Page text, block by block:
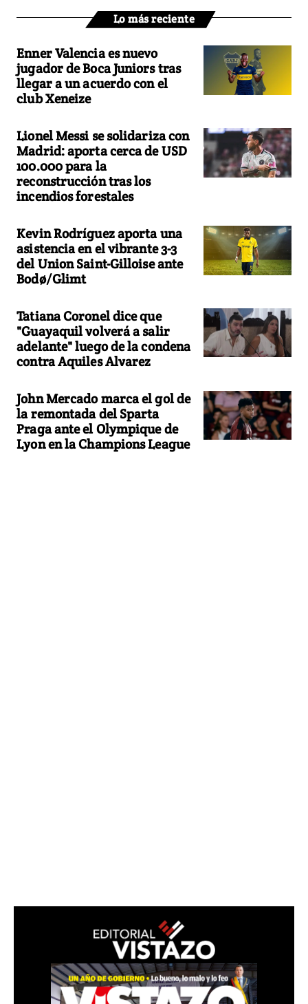
Lo más reciente
Enner Valencia es nuevo
jugador de Boca Juniors tras
llegar a un acuerdo con el
club Xeneize
Lionel Messi se solidariza con
Madrid: aporta cerca de USD
100.000 para la
reconstrucción tras los
incendios forestales
Kevin Rodríguez aporta una
asistencia en el vibrante 3-3
del Union Saint-Gilloise ante
Bodø/Glimt
Tatiana Coronel dice que
"Guayaquil volverá a salir
adelante" luego de la condena
contra Aquiles Alvarez
John Mercado marca el gol de
la remontada del Sparta
Praga ante el Olympique de
Lyon en la Champions League